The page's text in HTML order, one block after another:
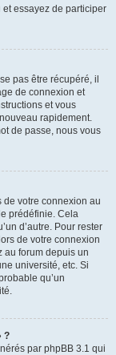
essayez de participer
pas être récupéré, il
de connexion et
et vous
rapidement.
de passe, nous vous
de votre connexion au
prédéfinie. Cela
d’autre. Pour rester
lors de votre connexion
au forum depuis un
université, etc. Si
qu’un
?
par phpBB 3.1 qui